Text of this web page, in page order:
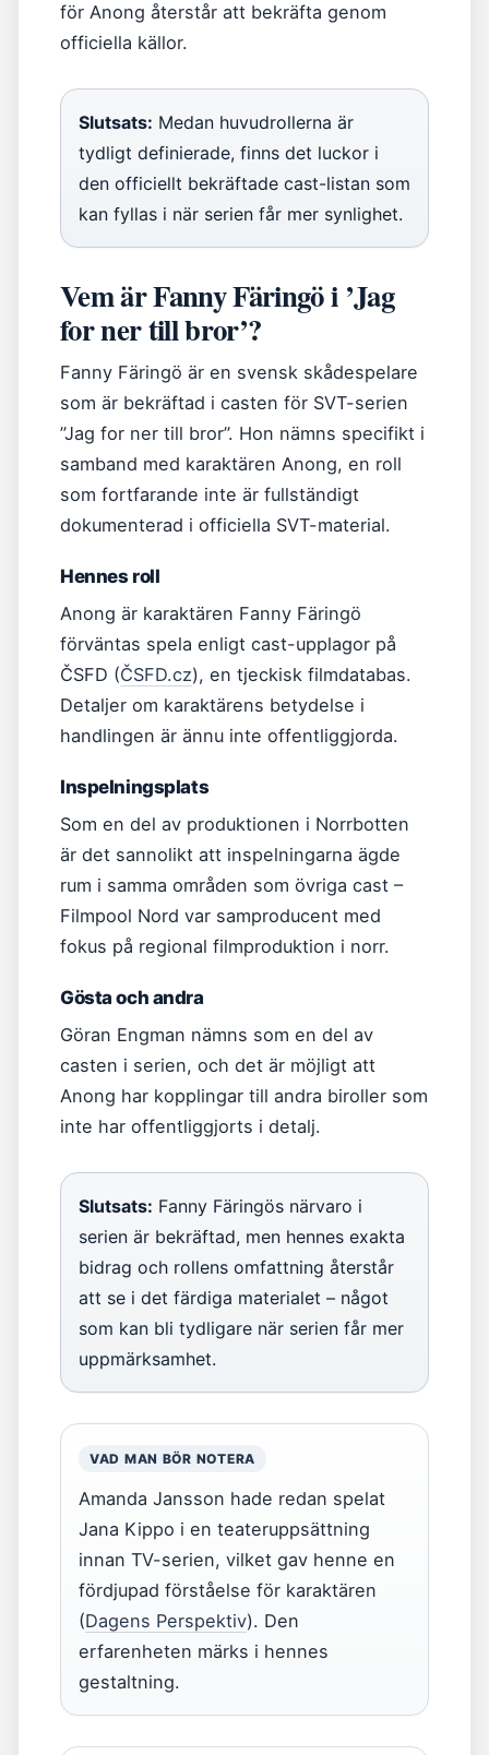
för Anong återstår att bekräfta genom
officiella källor.
Slutsats: Medan huvudrollerna är
tydligt definierade, finns det luckor i
den officiellt bekräftade cast-listan som
kan fyllas i när serien får mer synlighet.
Vem är Fanny Färingö i ’Jag
for ner till bror’?
Fanny Färingö är en svensk skådespelare
som är bekräftad i casten för SVT-serien
”Jag for ner till bror”. Hon nämns specifikt i
samband med karaktären Anong, en roll
som fortfarande inte är fullständigt
dokumenterad i officiella SVT-material.
Hennes roll
Anong är karaktären Fanny Färingö
förväntas spela enligt cast-upplagor på
ČSFD (ČSFD.cz), en tjeckisk filmdatabas.
Detaljer om karaktärens betydelse i
handlingen är ännu inte offentliggjorda.
Inspelningsplats
Som en del av produktionen i Norrbotten
är det sannolikt att inspelningarna ägde
rum i samma områden som övriga cast –
Filmpool Nord var samproducent med
fokus på regional filmproduktion i norr.
Gösta och andra
Göran Engman nämns som en del av
casten i serien, och det är möjligt att
Anong har kopplingar till andra biroller som
inte har offentliggjorts i detalj.
Slutsats: Fanny Färingös närvaro i
serien är bekräftad, men hennes exakta
bidrag och rollens omfattning återstår
att se i det färdiga materialet – något
som kan bli tydligare när serien får mer
uppmärksamhet.
VAD MAN BÖR NOTERA
Amanda Jansson hade redan spelat
Jana Kippo i en teateruppsättning
innan TV-serien, vilket gav henne en
fördjupad förståelse för karaktären
(Dagens Perspektiv). Den
erfarenheten märks i hennes
gestaltning.